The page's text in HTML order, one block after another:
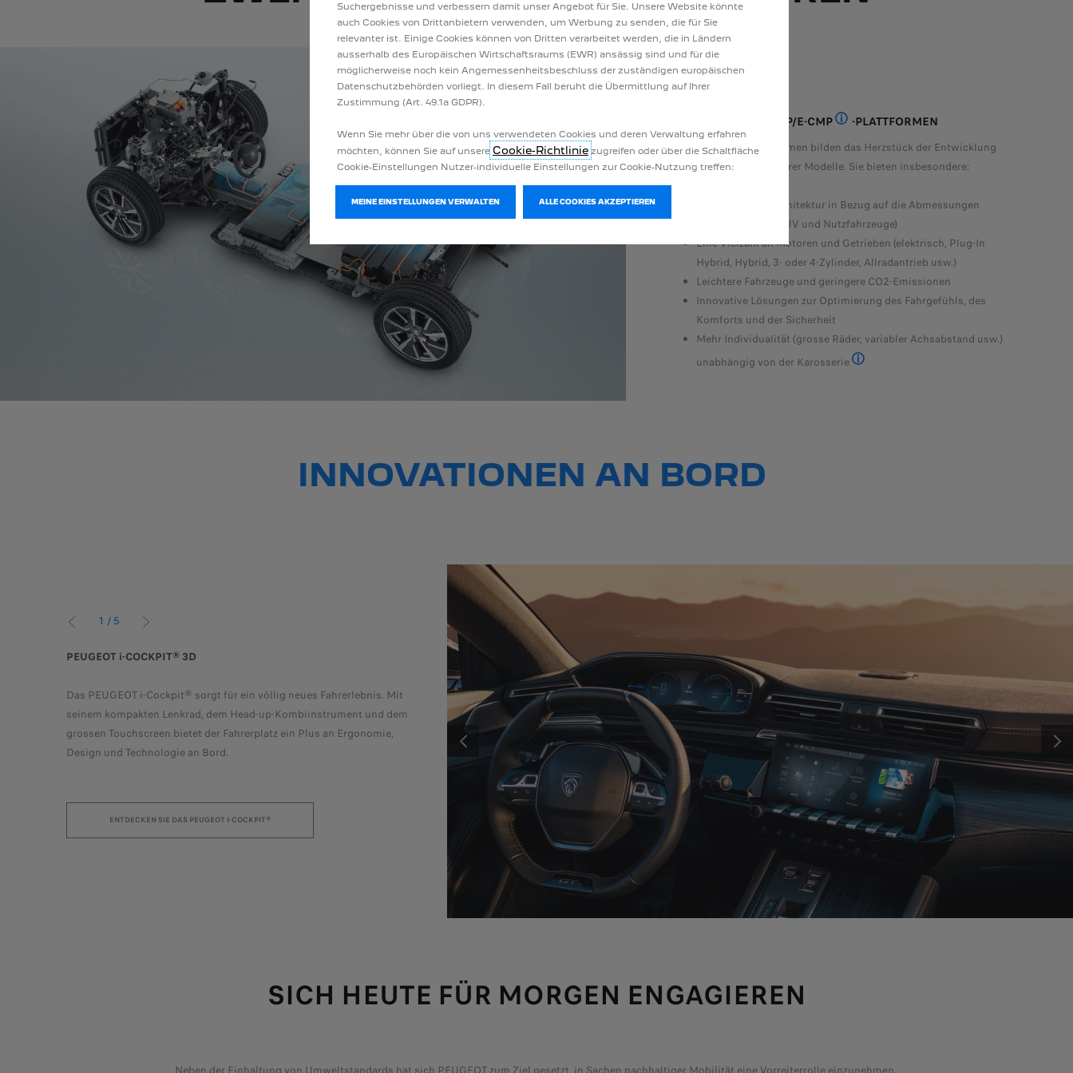
EFFICIENT MODULAR PLATFORM 2: DIE EFFIZIENTE
- UND CMP/E-CMP
COMMON MODULAR PLATFORM: DIE
-PLATTFORMEN
Diese beiden Plattformen bilden das Herzstück der Entwicklung
und Herstellung unserer Modelle. Sie bieten insbesondere:
Eine modulare Architektur in Bezug auf die Abmessungen
(Limousine, SW, SUV und Nutzfahrzeuge)
Eine Vielzahl an Motoren und Getrieben (elektrisch, Plug-In
Hybrid, Hybrid, 3- oder 4-Zylinder, Allradantrieb usw.)
Leichtere Fahrzeuge und geringere CO2-Emissionen
Innovative Lösungen zur Optimierung des Fahrgefühls, des
Komforts und der Sicherheit
Mehr Individualität (grosse Räder, variabler Achsabstand usw.)
unabhängig von der Karosserie
INNOVATIONEN AN BORD
VORHER
PEUGEOT i-COCKPIT® 3D
Das PEUGEOT i-Cockpit® sorgt für ein völlig neues Fahrerlebnis. Mit
seinem kompakten Lenkrad, dem Head-up-Kombiinstrument und dem
grossen Touchscreen bietet der Fahrerplatz ein Plus an Ergonomie,
Design und Technologie an Bord.
ENTDECKEN SIE DAS PEUGEOT I-COCKPIT®
i-TOGGLES
Die PEUGEOT i-Toggles sind vollständig konfigurierbar und bieten
schnellen und intuitiven Zugang zu den wichtigsten Funktionen für
den Alltag. Diese Innovation ermöglicht das Speichern der
bevorzugten Anzeige-, Klima- und Steuerungseinstellungen.
PEUGEOT hat zahlreiche Technologien entwickelt, die Sie
unterstützen und Ihre Sicherheit gewährleisten:
Teilautonomes Fahren mit dem Drive-Assist-Paket Plus
Einparkhilfe mit 360°-Umgebungsansicht
Toter-Winkel-Assistent
Nachtsichtsystem Night Vision
ENTDECKEN SIE DIE FAHRASSISTENZSYSTEME
1 / 5
SICH HEUTE FÜR MORGEN ENGAGIEREN
Suchergebnisse und verbessern damit unser Angebot für Sie. Unsere Website könnte
auch Cookies von Drittanbietern verwenden, um Werbung zu senden, die für Sie
relevanter ist. Einige Cookies können von Dritten verarbeitet werden, die in Ländern
ausserhalb des Europäischen Wirtschaftsraums (EWR) ansässig sind und für die
möglicherweise noch kein Angemessenheitsbeschluss der zuständigen europäischen
Datenschutzbehörden vorliegt. In diesem Fall beruht die Übermittlung auf Ihrer
Zustimmung (Art. 49.1a GDPR).
Wenn Sie mehr über die von uns verwendeten Cookies und deren Verwaltung erfahren
möchten, können Sie auf unsere Cookie-Richtlinie zugreifen oder über die Schaltfläche
Cookie-Einstellungen Nutzer-individuelle Einstellungen zur Cookie-Nutzung treffen:
MEINE EINSTELLUNGEN VERWALTEN ALLE COOKIES AKZEPTIEREN